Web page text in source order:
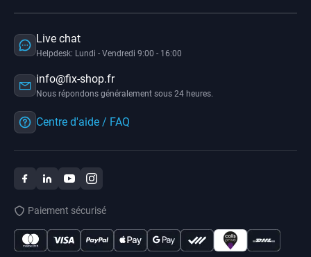
Live chat
Helpdesk: Lundi - Vendredi 9:00 - 16:00
info@fix-shop.fr
Nous répondons généralement sous 24 heures.
Centre d'aide / FAQ
Paiement sécurisé